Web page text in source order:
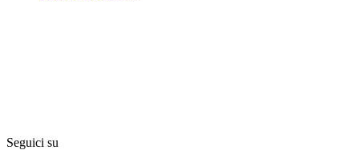
Seguici su